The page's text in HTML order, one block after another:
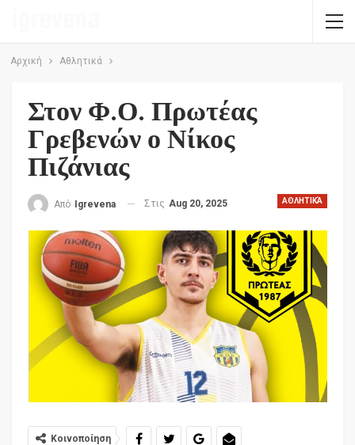
Αρχική Αθλητικά
Στον Φ.Ο. Πρωτέας
Γρεβενών ο Νίκος
Πιζάνιας
ΑΘΛΗΤΙΚΆ
Από Igrevena Στις Aug 20, 2025
Κοινοποίηση